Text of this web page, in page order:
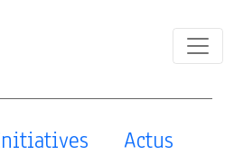
Actus